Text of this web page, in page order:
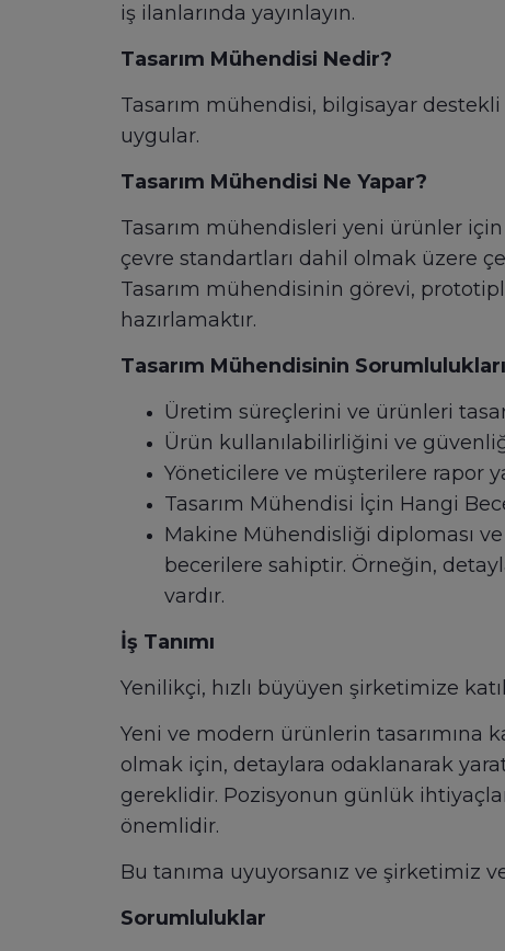
iş ilanlarında yayınlayın.
Tasarım Mühendisi Nedir?
Tasarım mühendisi, bilgisayar destekli
uygular.
Tasarım Mühendisi Ne Yapar?
Tasarım mühendisleri yeni ürünler
çevre standartları dahil olmak üzere
Tasarım mühendisinin görevi,
hazırlamaktır.
Tasarım Mühendisinin
Üretim süreçlerini ve ürünleri
Ürün kullanılabilirliğini ve
Yöneticilere ve müşterilere rapor
Tasarım Mühendisi İçin Hangi
Makine Mühendisliği diploması
becerilere sahiptir. Örneğin,
vardır.
İş Tanımı
Yenilikçi, hızlı büyüyen şirketimize
Yeni ve modern ürünlerin tasarımına
olmak için, detaylara odaklanarak
gereklidir. Pozisyonun günlük
önemlidir.
Bu tanıma uyuyorsanız ve şirketimiz
Sorumluluklar